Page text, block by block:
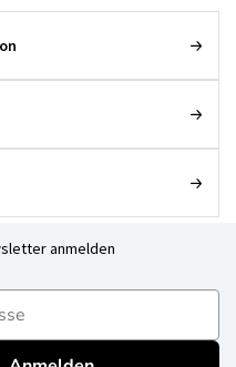
anmelden